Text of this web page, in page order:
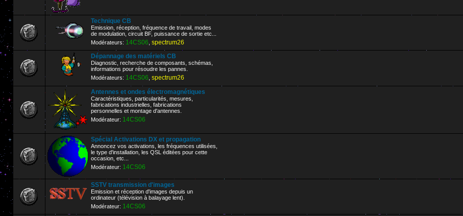
Technique CB
Emission, réception, fréquence de travail, modes
de modulation, circuit BF, puissance de sortie etc...
Modérateurs: 14CS06 spectrum26
Dépannage des matériels CB
Diagnostic, recherche de composants, schémas,
informations pour résoudre les pannes.
Modérateurs: 14CS06 spectrum26
Antennes et ondes électromagnétiques
Caractéristiques, particularités, mesures,
fabrications industrielles, fabrications
personnelles et montage d'antennes.
Modérateur: 14CS06
Spécial Activations DX et propagation
Annoncez vos activations, les fréquences utilisées,
le type d'installation, les QSL éditées pour cette
occasion, etc...
Modérateur: 14CS06
SSTV transmission d'images
Emission et réception d'images depuis un
ordinateur (télévision à balayage lent).
Modérateur: 14CS06